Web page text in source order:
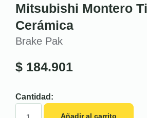
Mitsubishi Montero
Cerámica
Brake Pak
$ 184.901
Cantidad:
Añadir al carrito